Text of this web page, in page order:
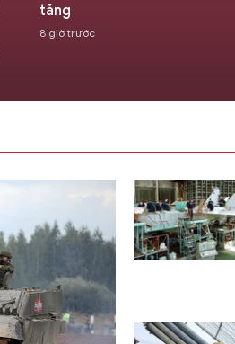
tăng
8 giờ trước